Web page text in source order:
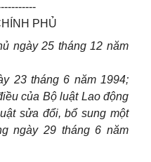
PHỦ
ngày 25 tháng 12 năm
23 tháng 6 năm 1994;
của Bộ luật Lao động
sửa đổi, bổ sung một
ngày 29 tháng 6 năm